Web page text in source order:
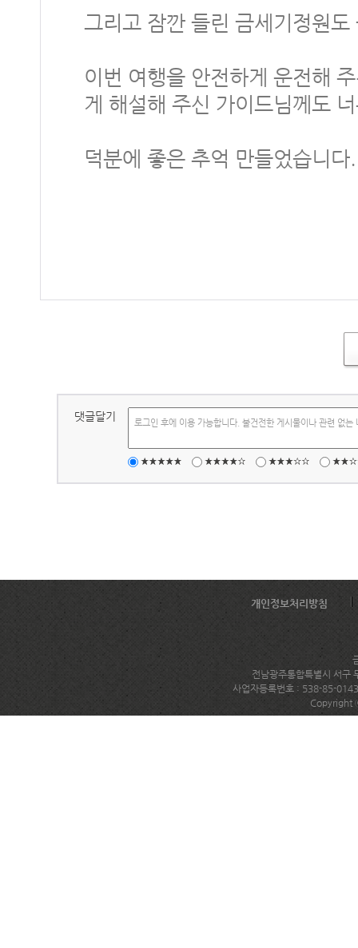
그리고 잠깐 들린 금세기정원도
이번 여행을 안전하게 운전해
게 해설해 주신 가이드님께도
덕분에 좋은 추억 만들었습니
댓글달기
로그인 후에 이용 가능합니다. 불건전한 게시물이나 관련 없
개인정보처리방침
전남광주통합특별시 서
사업자등록번호 : 538-85-
Copyright